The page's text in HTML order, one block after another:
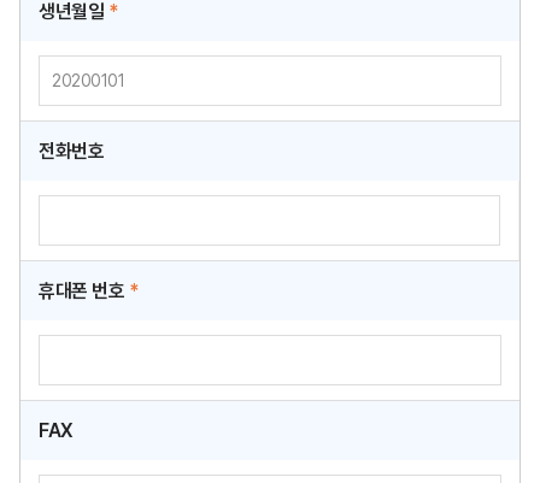
생년월일 *
전화번호
휴대폰 번호 *
FAX